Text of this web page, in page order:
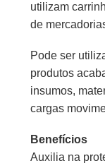
utilizam
de
Pode ser
produtos
insumos,
cargas
Benefícios
Auxilia na